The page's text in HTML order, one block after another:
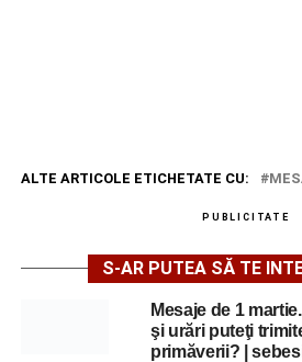
ALTE ARTICOLE ETICHETATE CU:
PUBLICITATE
S-AR PUTEA SĂ TE
Mesaje de 1
şi urări puteţi
primăverii? |